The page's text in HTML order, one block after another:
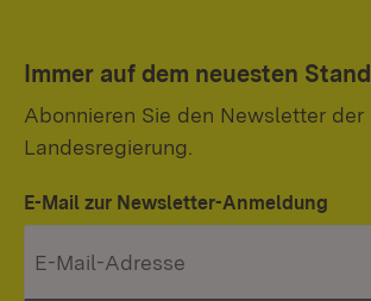
Immer auf dem neuesten Stand
Abonnieren Sie den Newsletter der
Landesregierung.
E-Mail zur Newsletter-Anmeldung